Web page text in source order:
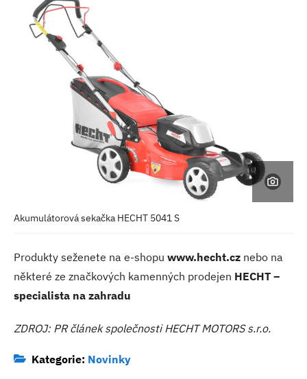
Akumulátorová sekačka HECHT 5041 S
Produkty seženete na e-shopu www.hecht.cz nebo na
některé ze značkových kamenných prodejen HECHT –
specialista na zahradu
ZDROJ: PR článek společnosti HECHT MOTORS s.r.o.
Kategorie: Novinky